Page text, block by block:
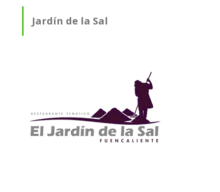
Jardín de la Sal